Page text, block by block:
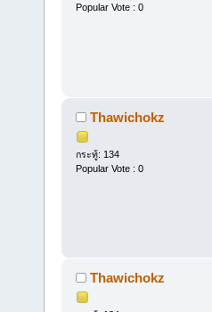
Popular Vote : 0
Thawichokz
กระทู้: 134
Popular Vote : 0
Thawichokz